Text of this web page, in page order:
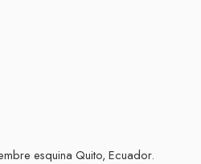
esquina Quito, Ecuador.